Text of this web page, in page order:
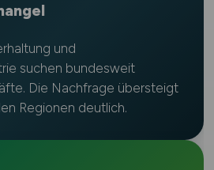
und
suchen bundesweit
Die Nachfrage übersteigt
Regionen deutlich.